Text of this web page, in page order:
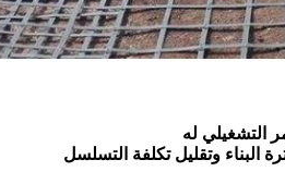
التشغيلي له
البناء وتقليل تكلفة التسلسل